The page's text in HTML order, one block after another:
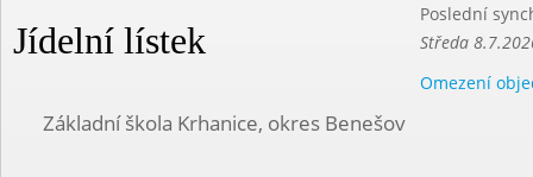
Jídelní lístek
Poslední
Středa
Omezení
Základní škola Krhanice, okres Benešov